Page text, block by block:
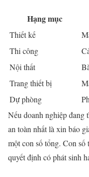
Hạng mục
Thiết kế
Thi công
Nội thất
Trang thiết bị
Dự phòng
Nếu doanh nghiệp đang
an toàn nhất là xin báo
một con số tổng. Con
quyết định có phát sinh